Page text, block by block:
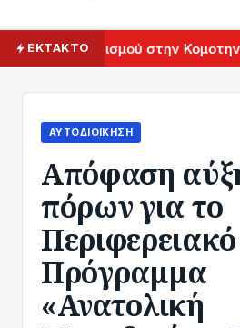
ΕΚΤΑΚΤΟ
Πολιτισμού στην Κομοτηνή
ΑΥΤΟΔΙΟΊΚΗΣΗ
Aπόφαση
πόρων για το
Περιφερειακό
Πρόγραμμα
«Ανατολική